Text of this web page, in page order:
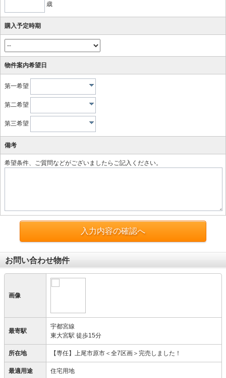
歳
購入予定時期
物件案内希望日
第一希望
第二希望
第三希望
備考
希望条件、ご質問などがございましたらご記入ください。
入力内容の確認へ
お問い合わせ物件
画像
最寄駅
宇都宮線
東大宮駅 徒歩15分
所在地 【専任】上尾市原市＜全7区画＞完売しました！
最適用途 住宅用地